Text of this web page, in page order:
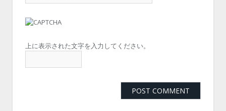
上に表示された文字を入力してください。